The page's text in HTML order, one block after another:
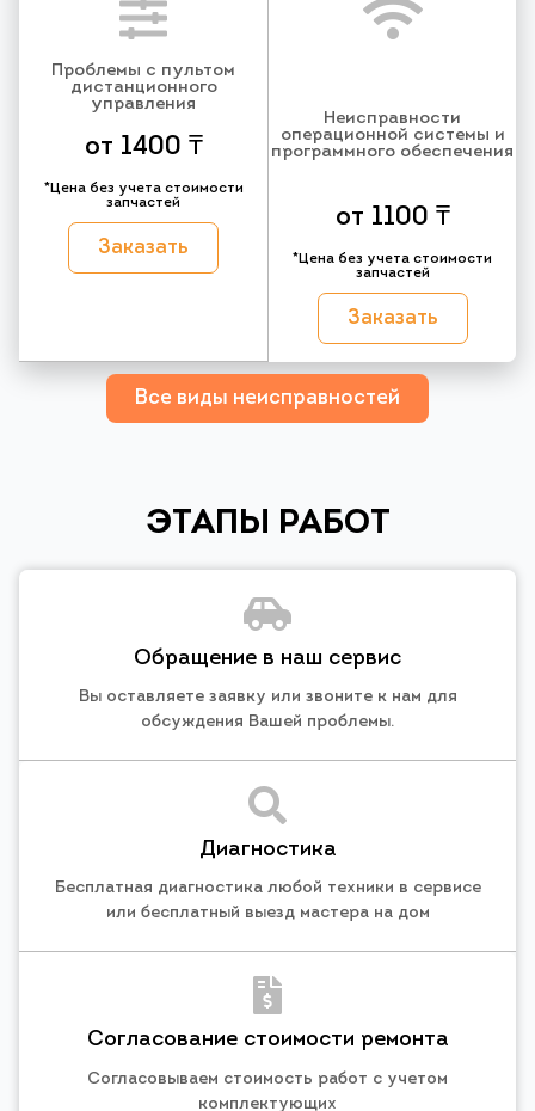
Проблемы с пультом
дистанционного
управления
от 1400 ₸
*Цена без учета стоимости
запчастей
Заказать
Неисправности
операционной системы и
программного обеспечения
от 1100 ₸
*Цена без учета стоимости
запчастей
Заказать
Все виды неисправностей
ЭТАПЫ РАБОТ
Обращение в наш сервис
Вы оставляете заявку или звоните к нам для
обсуждения Вашей проблемы.
Диагностика
Бесплатная диагностика любой техники в сервисе
или бесплатный выезд мастера на дом
Согласование стоимости ремонта
Согласовываем стоимость работ с учетом
комплектующих